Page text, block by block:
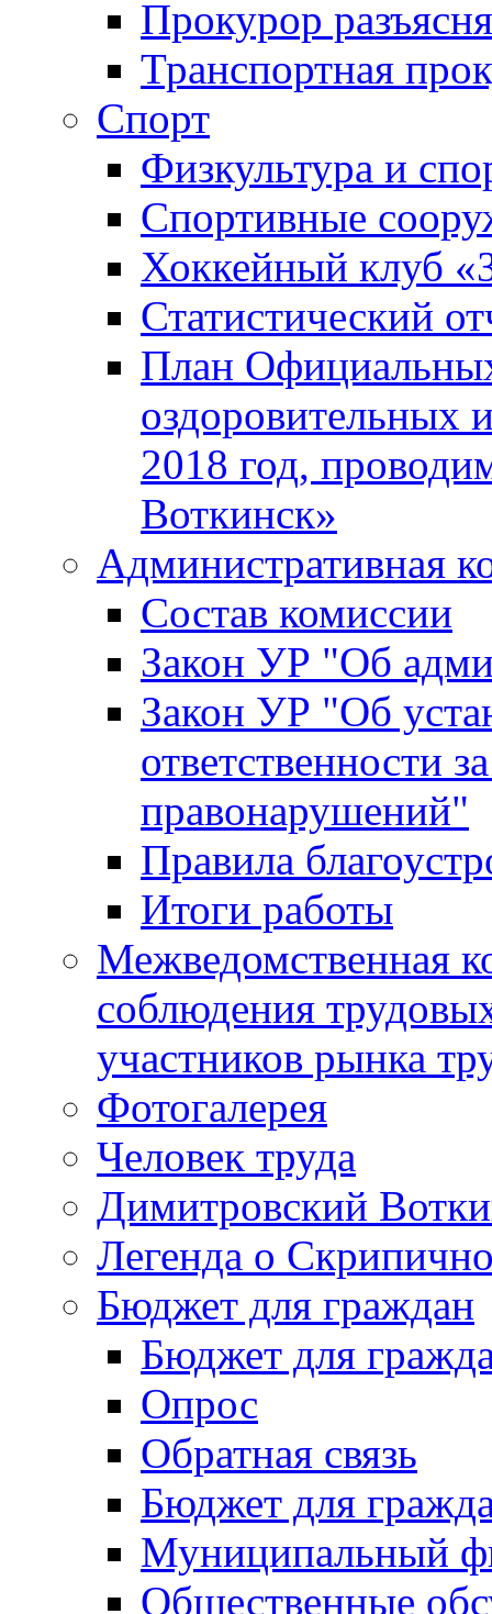
Прокурор
Транспортная
Спорт
Физкультура и
Спортивные
Хоккейный клуб
Статистический
План
оздоровительных
2018 год,
Воткинск»
Административная
Состав комиссии
Закон УР "Об
Закон УР "Об
ответственности
правонарушений"
Правила
Итоги работы
Межведомственная
соблюдения
участников рынка
Фотогалерея
Человек труда
Димитровский
Легенда о
Бюджет для граждан
Бюджет для
Опрос
Обратная связь
Бюджет для
Муниципальный
Общественные